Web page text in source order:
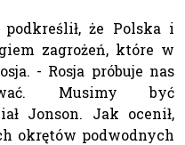
że Polska i
zagrożeń, które w
- Rosja próbuje nas
Musimy być
Jonson. Jak ocenił,
okrętów podwodnych